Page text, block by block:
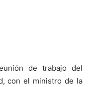
de trabajo del
con el ministro de la